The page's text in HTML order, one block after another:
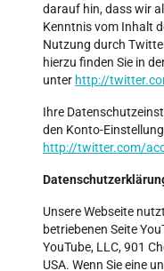
darauf hin, dass wir
Kenntnis vom Inhalt
Nutzung durch
hierzu finden Sie in
unter http://
Ihre
den Konto-
http://twitter.com/
Unsere Webseite
betriebenen Seite
YouTube, LLC, 901
USA. Wenn Sie eine